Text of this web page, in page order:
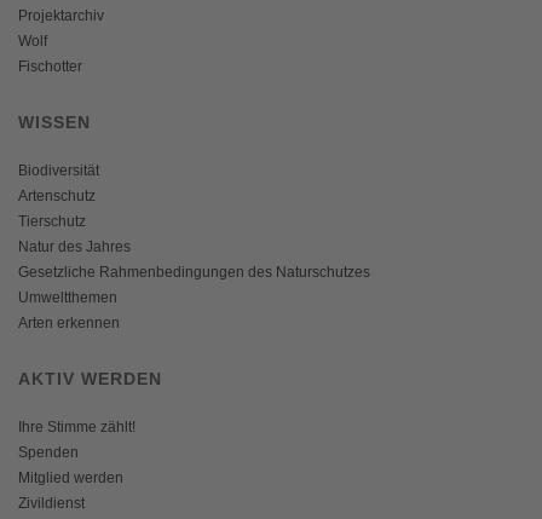
Projektarchiv
Wolf
Fischotter
WISSEN
Biodiversität
Artenschutz
Tierschutz
Natur des Jahres
Gesetzliche Rahmenbedingungen des Naturschutzes
Umweltthemen
Arten erkennen
AKTIV WERDEN
Ihre Stimme zählt!
Spenden
Mitglied werden
Zivildienst